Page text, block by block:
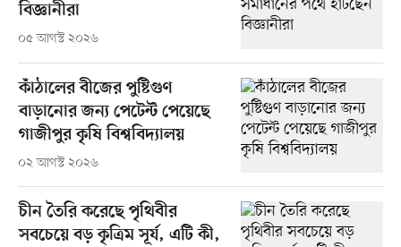
বিজ্ঞানীরা
০৫ আগস্ট ২০২৬
কাঁঠালের বীজের পুষ্টিগুণ
বাড়ানোর জন্য পেটেন্ট পেয়েছে
গাজীপুর কৃষি বিশ্ববিদ্যালয়
০২ আগস্ট ২০২৬
চীন তৈরি করেছে পৃথিবীর
সবচেয়ে বড় কৃত্রিম সূর্য, এটি কী,